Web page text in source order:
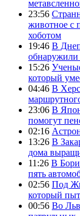
23:56
животное с
хоботом
19:46 В
15:26
который
04:46 В
23:06 В
помогут
02:16
13:26 В
дома
11:26 В
пять
02:56 Под
который
00:56 Во